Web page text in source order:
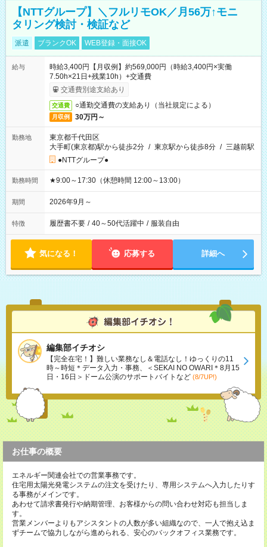
【NTTグループ】＼フルリモOK／月56万↑モニ
タリング検討・検証など
派遣 ブランクOK WEB登録・面接OK
給与
時給3,400円【月収例】約569,000円（時給3,400円×実働
7.50h×21日+残業10h）+交通費
交通費別途支給あり
交通費 ○通勤交通費の支給あり（当社規定による）
月収例 30万円～
勤務地
東京都千代田区
大手町(東京都)駅から徒歩2分 / 東京駅から徒歩8分 / 三越前駅
●NTTグループ●
勤務時間 ★9:00～17:30（休憩時間 12:00～13:00）
期間 2026年9月～
特徴 履歴書不要 / 40～50代活躍中 / 服装自由
気になる！ 応募する 詳細へ
編集部イチオシ
【完全在宅！】難しい業務なし＆電話なし！ゆっくりの11
時～時短＊データ入力・事務、＜SEKAI NO OWARI＊8月15
日・16日＞ドーム公演のサポートバイトなど (8/7UP!)
お仕事の概要
エネルギー関連会社での営業事務です。
住宅用太陽光発電システムの注文を受けたり、専用システムへ入力したりす
る事務がメインです。
あわせて請求書発行や納期管理、お客様からの問い合わせ対応も担当しま
す。
営業メンバーよりもアシスタントの人数が多い組織なので、一人で抱え込ま
ずチームで協力しながら進められる、安心のバックオフィス業務です。